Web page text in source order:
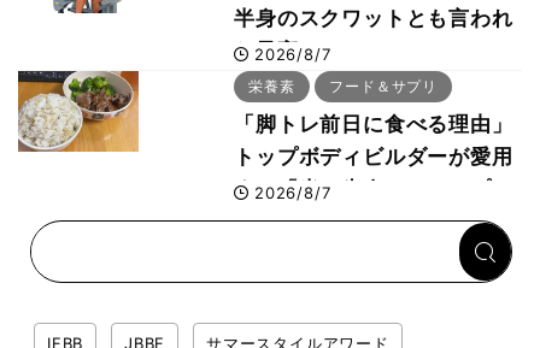
半身のスクワットとも言われ
た最高マシン“ノーチラス・
プルオーバーマシン”とは？
2026/8/7
栄養素 フード＆サプリ
「脚トレ前日に食べる理由」
トップボディビルダーが愛用
する「米＋牛肉」のシンプル
回復メシとは？
2026/8/7
IFBB JBBF サマースタイルアワード